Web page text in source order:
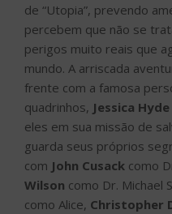
de “Utopia”, prevendo
percebem que não se
perigos muito reais que
mundo. A arriscada
frente com a famosa
quadrinhos, Jessica
eles em sua missão de
guarda seus próprios
com John Cusack como
Wilson como Dr. Michael
como Alice, Christopher